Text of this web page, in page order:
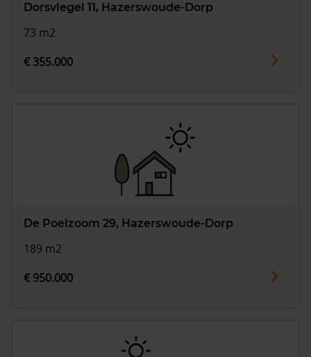
Dorsvlegel 11, Hazerswoude-Dorp
73 m2
€ 355.000
De Poelzoom 29, Hazerswoude-Dorp
189 m2
€ 950.000